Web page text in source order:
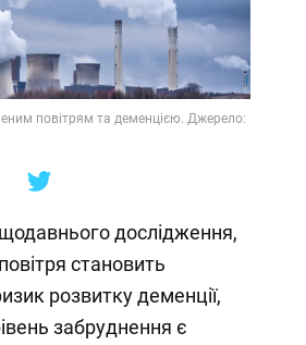
повітрям та деменцією. Джерело:
дослідження,
становить
розвитку деменції,
забруднення є